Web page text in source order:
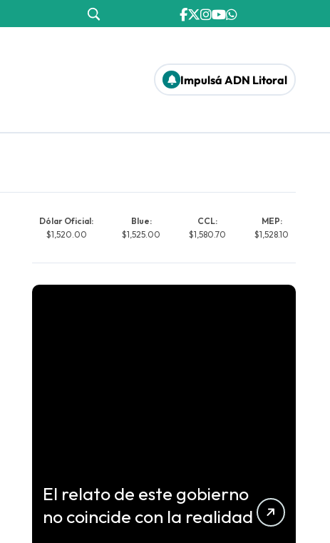
Impulsá ADN Litoral
Dólar Oficial:
$1,520.00
Blue:
$1,525.00
CCL:
$1,580.70
MEP:
$1,528.10
El relato de este gobierno
no coincide con la realidad